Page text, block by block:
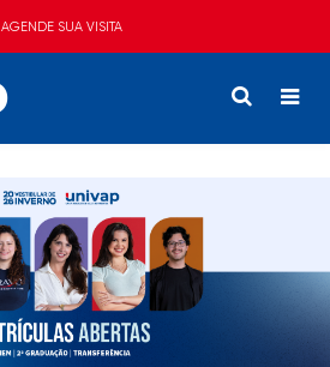
AGENDE SUA VISITA